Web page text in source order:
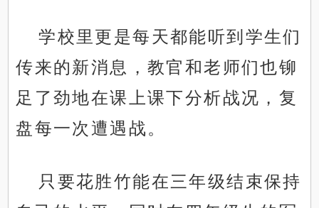
学校里更是每天都能听到学生们
传来的新消息，教官和老师们也铆
足了劲地在课上课下分析战况，复
盘每一次遭遇战。
只要花胜竹能在三年级结束保持